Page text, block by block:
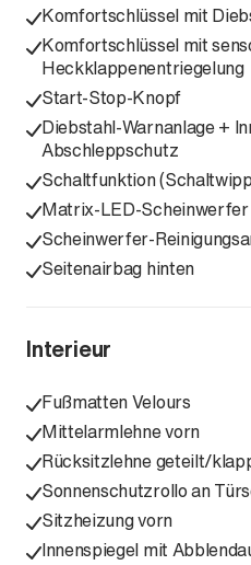
Komfortschlüssel mit
Komfortschlüssel mit
Heckklappenentriegelung
Start-Stop-Knopf
Diebstahl-Warnanlage +
Abschleppschutz
Schaltfunktion
Matrix-LED-Scheinwerfer
Scheinwerfer-
Seitenairbag hinten
Interieur
Fußmatten Velours
Mittelarmlehne vorn
Rücksitzlehne geteilt/
Sonnenschutzrollo an
Sitzheizung vorn
Innenspiegel mit